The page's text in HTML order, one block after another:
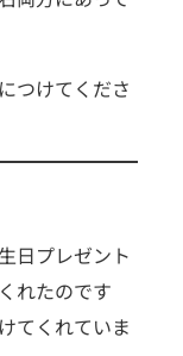
つけてくださ
日プレゼント
れたのです
てくれていま